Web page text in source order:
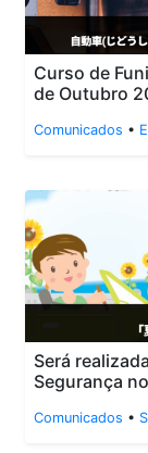
Curso de
de Outubro
Comunicados •
Será
Segurança
Comunicados •